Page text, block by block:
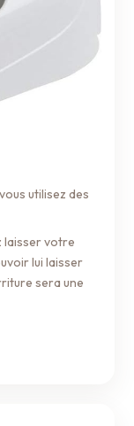
utilisez des
laisser votre
lui laisser
sera une